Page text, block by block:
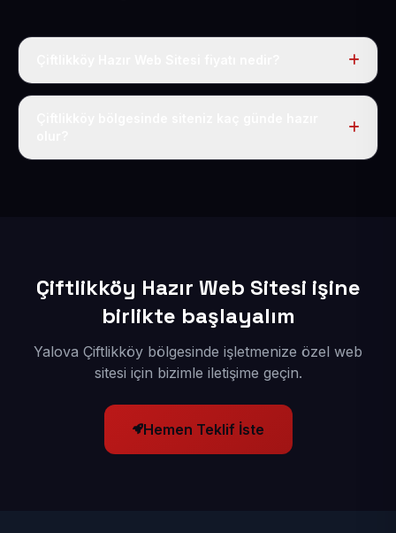
Tek fiyat uygulanır: yıllık 50 USD + KDV. Bu bedele alan
Çiftlikköy Hazır Web Sitesi işine
birlikte başlayalım
Yalova Çiftlikköy bölgesinde işletmenize özel web
sitesi için bizimle iletişime geçin.
Hemen Teklif İste